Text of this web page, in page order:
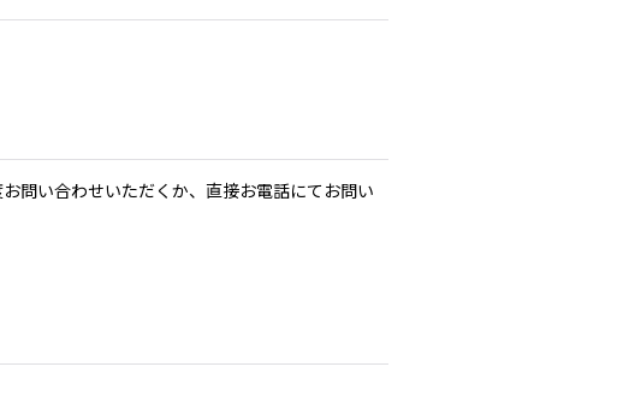
問い合わせいただくか、直接お電話にてお問い